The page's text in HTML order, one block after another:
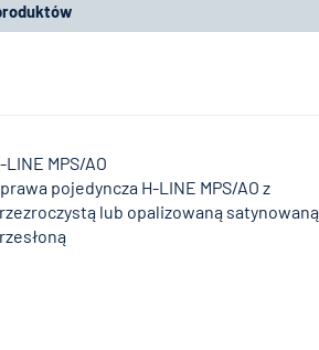
LINE MPS/AO
pojedyncza H-LINE MPS/AO z
lub opalizowaną satynowaną